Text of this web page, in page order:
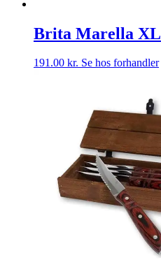
Brita Marella XL
191.00 kr. Se hos forhandler